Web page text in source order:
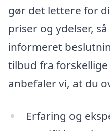
gør det lettere for
priser og ydelser,
informeret
tilbud fra
anbefaler vi, at du
Erfaring og